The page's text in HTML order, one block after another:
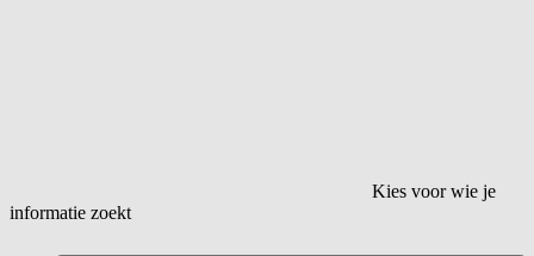
Kies voor wie je
informatie zoekt